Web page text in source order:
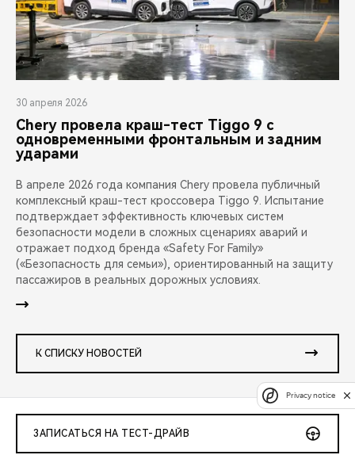
30 апреля 2026
Chery провела краш-тест Tiggo 9 с
одновременными фронтальным и задним
ударами
В апреле 2026 года компания Chery провела публичный
комплексный краш-тест кроссовера Tiggo 9. Испытание
подтверждает эффективность ключевых систем
безопасности модели в сложных сценариях аварий и
отражает подход бренда «Safety For Family»
(«Безопасность для семьи»), ориентированный на защиту
пассажиров в реальных дорожных условиях.
К СПИСКУ НОВОСТЕЙ
ЗАПИСАТЬСЯ НА ТЕСТ-ДРАЙВ
Privacy notice